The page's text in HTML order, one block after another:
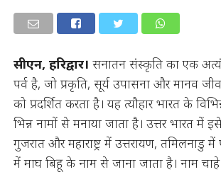
सीएन, हरिद्वार। सनातन संस्कृति का एक
पर्व है, जो प्रकृति, सूर्य उपासना और मानव
को प्रदर्शित करता है। यह त्यौहार भारत के
भिन्न नामों से मनाया जाता है। उत्तर भारत में
गुजरात और महाराष्ट्र में उत्तरायण, तमिलनाडु
में माघ बिहू के नाम से जाना जाता है। नाम